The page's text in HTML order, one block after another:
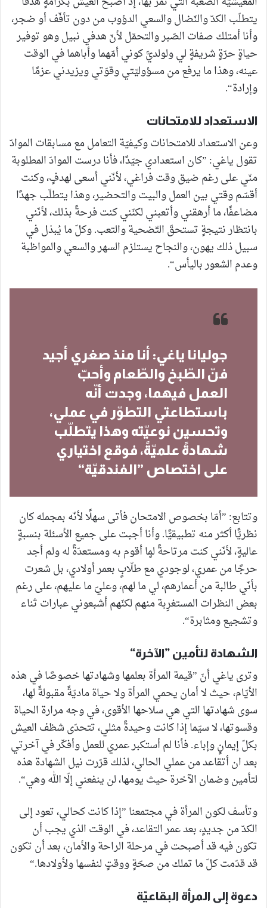
يتطلّب الكدّ والنّضال والسعي الدؤوب من دون تأفّف أو ضجر،
وأنا أمتلك صفات الصّبر والتحمّل لأنّ هدفي نبيل وهو توفير
حياةٍ حرّةٍ شريفةٍ لي ولولديَّ كوني أمّهما وأباهما في الوقت
عينه، وهذا ما يرفع من مسؤوليّتي وقوّتي ويزيدني عزمًا
وإرادة“.
الاستعداد للامتحانات
وعن الاستعداد للامتحانات وكيفيّة التعامل مع مسابقات الموادّ
تقول ياغي: ”كان استعدادي جيّدًا، فأنا درست الموادّ المطلوبة
منّي على رغم ضيق وقت فراغي، لأنّني أسعى لهدفٍ، وكنت
أقسّم وقتي بين العمل والبيت والتحضير، وهذا يتطلّب جهدًا
مضاعفًا، ما أرهقني وأتعبني لكنّني كنت فرحةً بذلك، لأنّني
بانتظار نتيجةٍ تستحقّ التّضحية والتعب. وكلّ ما يُبذل في
سبيل ذلك يهون، والنجاح يستلزم السهر والسعي والمواظبة
وعدم الشعور باليأس“.
جوليانا ياغي: أنا منذ صغري أجيد
فنّ الطّبخ والطّعام وأحبّ
العمل فيهما، وجدت أنّه
باستطاعتي التطوّر في عملي،
وتحسين نوعيّته وهذا يتطلّب
شهادةً علميّةً، فوقع اختياري
على اختصاص ”الفندقيّة“
وتتابع: ”أمّا بخصوص الامتحان فأتى سهلًا لأنّه بمجمله كان
نظريًّا أكثر منه تطبيقيًّا. وأنا أجبت على جميع الأسئلة بنسبةٍ
عاليةٍ، لأنّني كنت مرتاحةً لمٍا أقوم به ومستعدّةً له ولم أجد
حرجًا من عمري، لوجودي مع طلّابٍ بعمر أولادي، بل شعرت
بأنّي طالبة من أعمارهم، لي ما لهم، وعليّ ما عليهم، على رغم
بعض النظرات المستغرِبة منهم لكنّهم أشبعوني عبارات ثناء
وتشجيع ومثابرة“.
الشهادة لتأمين ”الآخرة“
وترى ياغي أنّ ”قيمة المرأة بعلمها وشهادتها خصوصًا في هذه
الأيّام، حيث لا أمان يحمي المرأة ولا حياة ماديّةً مقبولةً لها،
سوى شهادتها التي هي سلاحها الأقوى، في وجه مرارة الحياة
وقسوتها، لا سيّما إذا كانت وحيدةً مثلي، تتحدّى شظف العيش
بكلّ إيمانٍ وإباء. فأنا لم أستكبر عمري للعمل وأفكّر في آخرتي
بعد ان أتقاعد من عملي الحالي، لذلك قرّرت نيل الشهادة هذه
لتأمين وضمان الآخرة حيث يومها، لن ينفعني إلّا الله وهي“.
وتأسف لكون المرأة في مجتمعنا ”إذا كانت كحالي، تعود إلى
الكدّ من جديدٍ، بعد عمر التقاعد، في الوقت الذي يجب أن
تكون فيه قد أصبحت في مرحلة الراحة والأمان، بعد أن تكون
قد قدّمت كلّ ما تملك من صحّةٍ ووقتٍ لنفسها ولأولادها.“
دعوة إلى المرأة البقاعيّة